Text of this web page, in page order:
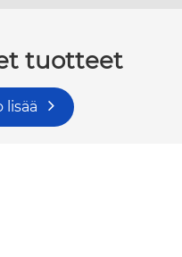
tuotteet
lisää